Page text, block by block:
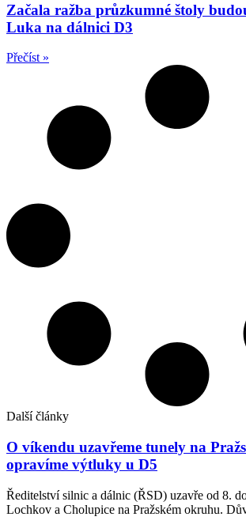
Začala ražba průzkumné štoly
Luka na dálnici D3
Přečíst »
Další články
O víkendu uzavřeme tunely na
opravíme výtluky u D5
Ředitelství silnic a dálnic (ŘSD) uzavře od 8.
Lochkov a Cholupice na Pražském okruhu.